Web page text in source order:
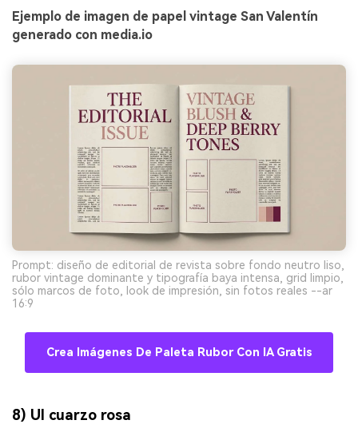
Ejemplo de imagen de papel vintage San Valentín
generado con media.io
Prompt: diseño de editorial de revista sobre fondo neutro liso,
rubor vintage dominante y tipografía baya intensa, grid limpio,
sólo marcos de foto, look de impresión, sin fotos reales --ar
16:9
Crea Imágenes De Paleta Rubor Con IA Gratis
8) UI cuarzo rosa